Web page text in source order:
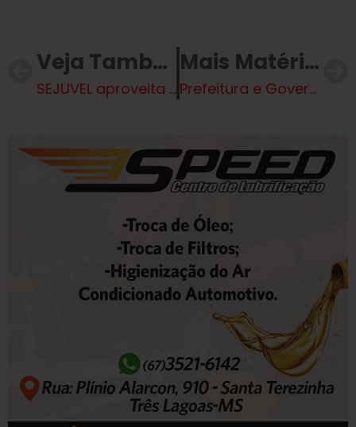
Veja Também
SEJUVEL aproveita Fórum Estadual para captar novos eventos esportivos para Três Lagoas
Mais Matérias
Prefeitura e Governo do Estado buscam alternativas para manter operações aéreas em Três Lagoas